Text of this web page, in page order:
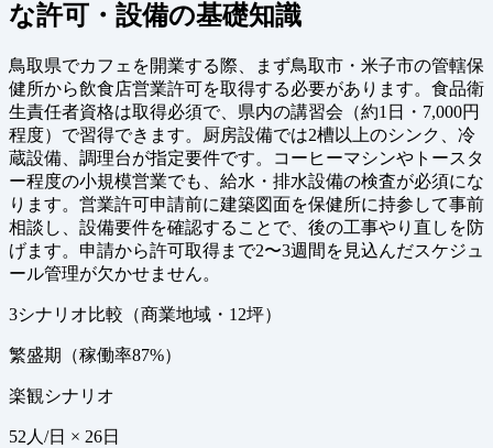
な許可・設備の基礎知識
鳥取県でカフェを開業する際、まず鳥取市・米子市の管轄保
健所から飲食店営業許可を取得する必要があります。食品衛
生責任者資格は取得必須で、県内の講習会（約1日・7,000円
程度）で習得できます。厨房設備では2槽以上のシンク、冷
蔵設備、調理台が指定要件です。コーヒーマシンやトースタ
ー程度の小規模営業でも、給水・排水設備の検査が必須にな
ります。営業許可申請前に建築図面を保健所に持参して事前
相談し、設備要件を確認することで、後の工事やり直しを防
げます。申請から許可取得まで2〜3週間を見込んだスケジュ
ール管理が欠かせません。
3シナリオ比較（商業地域・12坪）
繁盛期（稼働率87%）
楽観シナリオ
52人/日 × 26日